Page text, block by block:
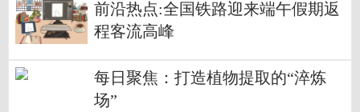
前沿热点:全国铁路迎来端午假期返
程客流高峰
每日聚焦：打造植物提取的“淬炼
场”